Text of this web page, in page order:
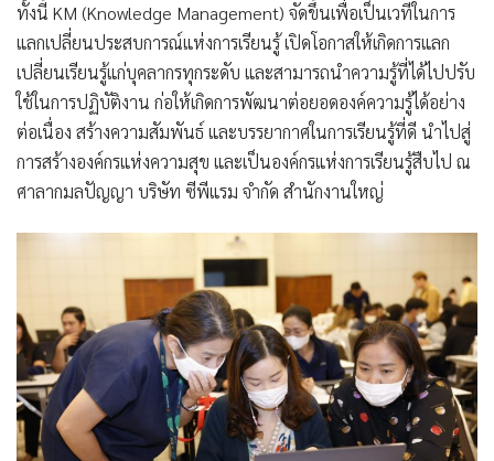
ทั้งนี้ KM (Knowledge Management) จัดขึ้นเพื่อเป็นเวทีในการ
แลกเปลี่ยนประสบการณ์แห่งการเรียนรู้ เปิดโอกาสให้เกิดการแลก
เปลี่ยนเรียนรู้แก่บุคลากรทุกระดับ และสามารถนําความรู้ที่ได้ไปปรับ
ใช้ในการปฏิบัติงาน ก่อให้เกิดการพัฒนาต่อยอดองค์ความรู้ได้อย่าง
ต่อเนื่อง สร้างความสัมพันธ์ และบรรยากาศในการเรียนรู้ที่ดี นำไปสู่
การสร้างองค์กรแห่งความสุข และเป็นองค์กรแห่งการเรียนรู้สืบไป ณ
ศาลากมลปัญญา บริษัท ซีพีแรม จำกัด สำนักงานใหญ่